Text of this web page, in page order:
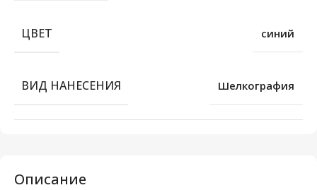
Описание
ЦВЕТ синий
ВИД НАНЕСЕНИЯ Шелкография